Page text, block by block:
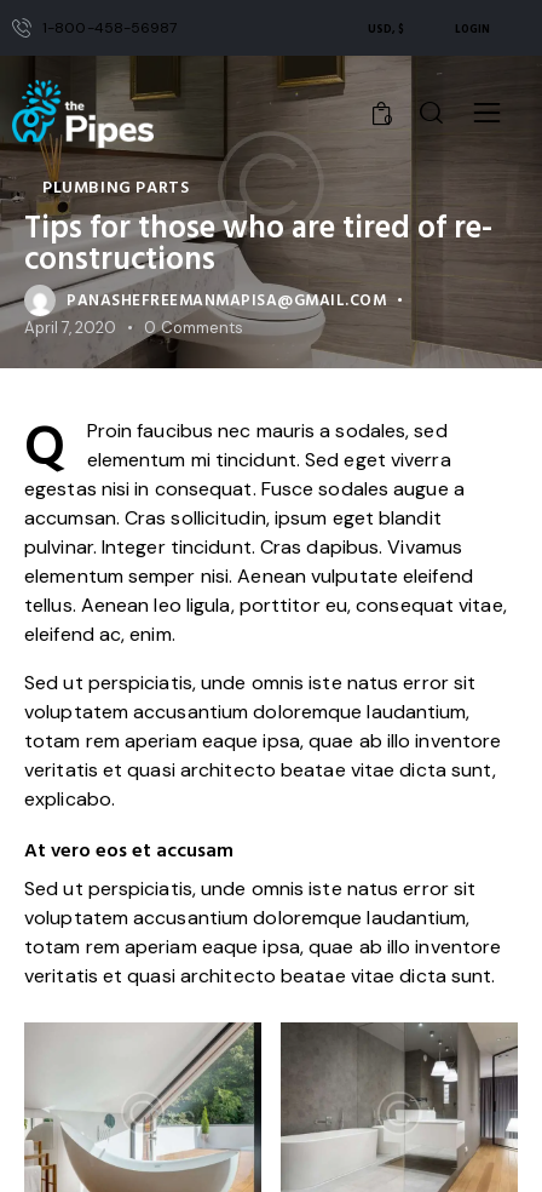
1-800-458-56987 USD, $ LOGIN
0
PLUMBING PARTS
Tips for those who are tired of re-
constructions
PANASHEFREEMANMAPISA@GMAIL.COM
April 7, 2020 0 Comments
Q
Proin faucibus nec mauris a sodales, sed
elementum mi tincidunt. Sed eget viverra
egestas nisi in consequat. Fusce sodales augue a
accumsan. Cras sollicitudin, ipsum eget blandit
pulvinar. Integer tincidunt. Cras dapibus. Vivamus
elementum semper nisi. Aenean vulputate eleifend
tellus. Aenean leo ligula, porttitor eu, consequat vitae,
eleifend ac, enim.
Sed ut perspiciatis, unde omnis iste natus error sit
voluptatem accusantium doloremque laudantium,
totam rem aperiam eaque ipsa, quae ab illo inventore
veritatis et quasi architecto beatae vitae dicta sunt,
explicabo.
At vero eos et accusam
Sed ut perspiciatis, unde omnis iste natus error sit
voluptatem accusantium doloremque laudantium,
totam rem aperiam eaque ipsa, quae ab illo inventore
veritatis et quasi architecto beatae vitae dicta sunt.